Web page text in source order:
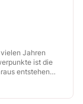
Jahren
ist die
entstehen